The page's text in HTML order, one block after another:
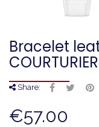
Bracelet
Share:
€57.00